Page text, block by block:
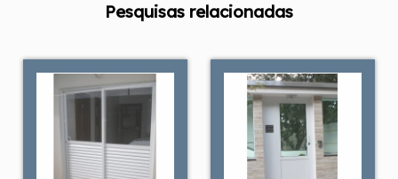
Pesquisas relacionadas